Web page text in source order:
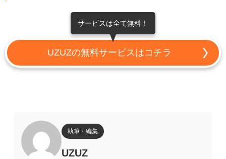
サービスは全て無料！
UZUZの無料サービスはコチラ
執筆・編集
UZUZ